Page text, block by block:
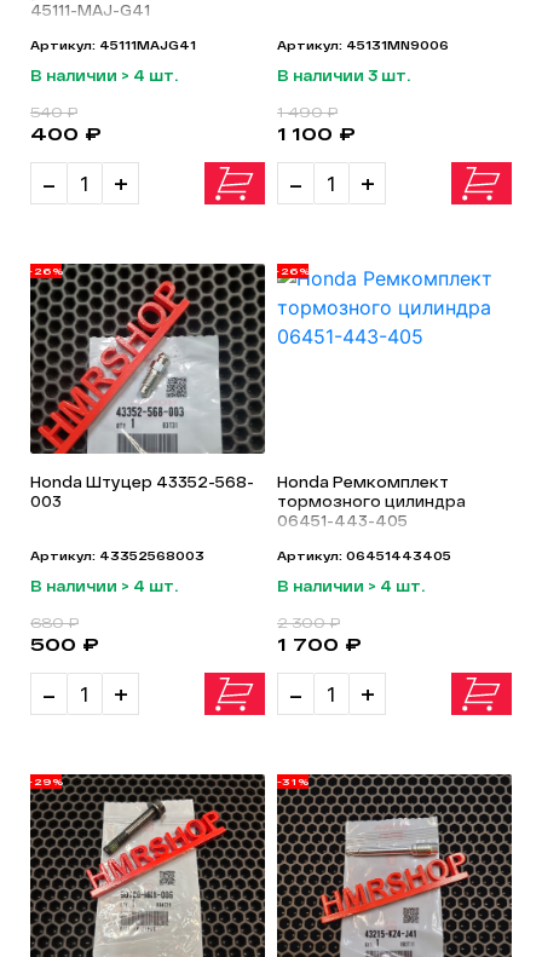
45111-MAJ-G41
Артикул: 45111MAJG41
В наличии > 4 шт.
- +
400 ₽
540 ₽
Артикул: 45131MN9006
В наличии 3 шт.
- +
1 100 ₽
1 490 ₽
-26%
Honda Штуцер 43352-568-
003
Артикул: 43352568003
В наличии > 4 шт.
- +
500 ₽
680 ₽
-26%
Honda Ремкомплект
тормозного цилиндра
06451-443-405
Артикул: 06451443405
В наличии > 4 шт.
- +
1 700 ₽
2 300 ₽
-29% -31%